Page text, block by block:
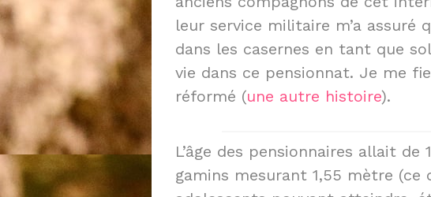
leur service militaire m’a assuré
dans les casernes en tant que
vie dans ce pensionnat. Je me
réformé (une autre histoire).
L’âge des pensionnaires allait de
gamins mesurant 1,55 mètre